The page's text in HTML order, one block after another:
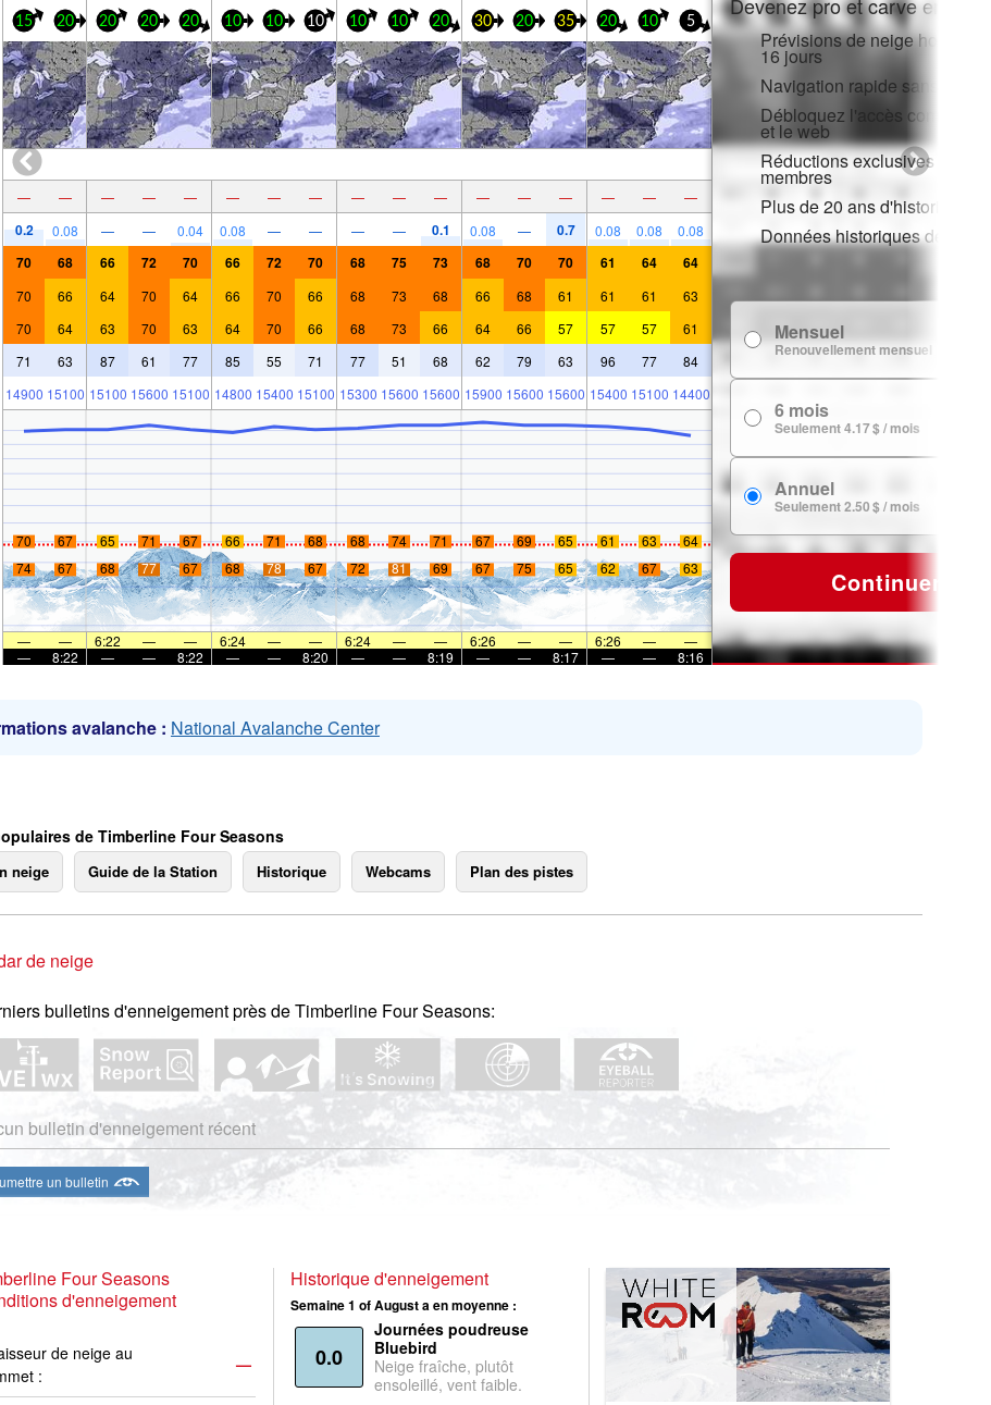
15 20 20 20 20 10 10 10 10 10 20 30 20 35 20 10 5
— — — — — — — — — — — — — — — — —
0.2 0.08 — — 0.04 0.08 — — — — 0.1 0.08 — 0.7 0.08 0.08 0.08
70 68 66 72 70 66 72 70 68 75 73 68 70 70 61 64 64
70 66 64 70 64 66 70 66 68 73 68 66 68 61 61 61 63
70 64 63 70 63 64 70 66 68 73 66 64 66 57 57 57 61
71 63 87 61 77 85 55 71 77 51 68 62 79 63 96 77 84
14900 15100 15100 15600 15100 14800 15400 15100 15300 15600 15600 15900 15600 15600 15400 15100 14400
mer
70 67 65 71 67 66 71 68 68 74 71 67 69 65 61 63
64
74
67 68 77 67 68 78 67 72 81 69 67 75 65 62 67 63
— — 6:22 — — 6:24 — — 6:24 — — 6:26 — — 6:26 —
—
—
8:22 — — 8:22 — — 8:20 — — 8:19 — — 8:17 — — 8:16
Prévisions de neige horaires
16 jours
Navigation rapide sans
Débloquez l'accès complet
et le web
Réductions exclusives pour
membres
Plus de 20 ans d'historique
Données historiques de neige
Mensuel
Renouvellement mensuel
6 mois
Seulement 4.17 $ / mois
Annuel
Seulement 2.50 $ / mois
Continuer
avalanche : National Avalanche Center
de Timberline Four Seasons
neige Guide de la Station Historique Webcams Plan des pistes
de neige
bulletins d'enneigement près de Timberline Four Seasons:
bulletin d'enneigement récent
un bulletin
Four Seasons
d'enneigement
de neige au
:
—
Historique d'enneigement
Semaine 1 of August a en moyenne :
0.0
Journées poudreuse
Bluebird
Neige fraîche, plutôt
ensoleillé, vent faible.